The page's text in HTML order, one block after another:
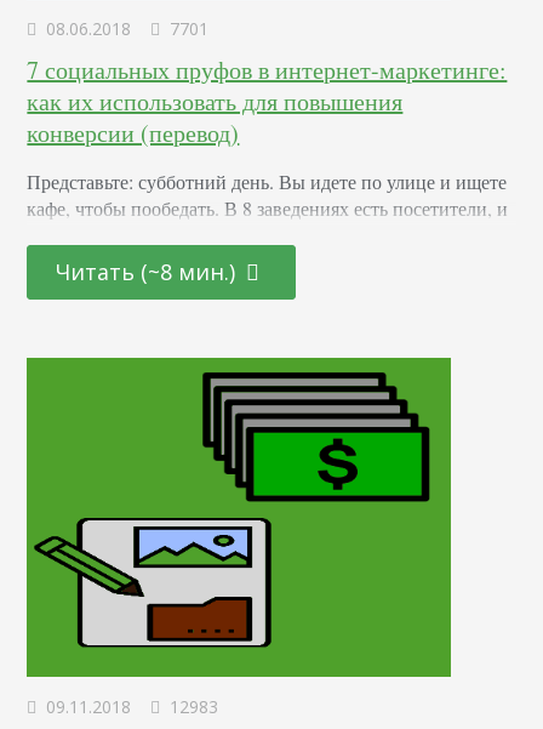
08.06.2018 7701
7 социальных пруфов в интернет-маркетинге:
как их использовать для повышения
конверсии (перевод)
Представьте: субботний день. Вы идете по улице и ищете
кафе, чтобы пообедать. В 8 заведениях есть посетители, и
посетителей, или где кто-то уже обедает? Большинство
людей пойдет туда, где уже есть клиенты. Это не просто
пиарщики. Что такое…
Читать (~8 мин.)
09.11.2018 12983